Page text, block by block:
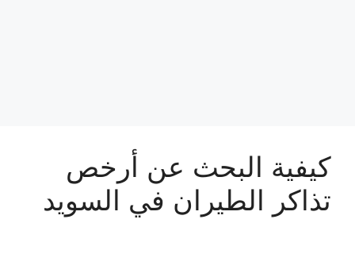
كيفية البحث عن أرخص
تذاكر الطيران في السويد